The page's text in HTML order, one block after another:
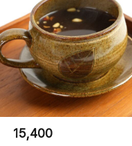
15,400